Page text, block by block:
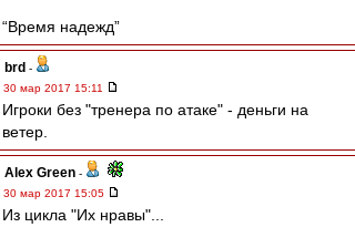
“Время надежд”
brd -
30 мар 2017 15:11
Игроки без "тренера по атаке" - деньги на
ветер.
Alex Green -
30 мар 2017 15:05
Из цикла "Их нравы"...